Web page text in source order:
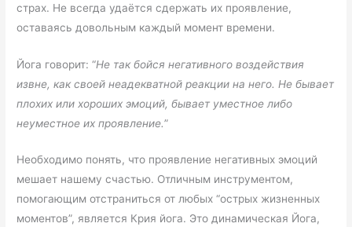
страх. Не всегда удаётся сдержать их проявление,
оставаясь довольным каждый момент времени.
Йога говорит: “Не так бойся негативного воздействия
извне, как своей неадекватной реакции на него. Не бывает
плохих или хороших эмоций, бывает уместное либо
неуместное их проявление.”
Необходимо понять, что проявление негативных эмоций
мешает нашему счастью. Отличным инструментом,
помогающим отстраниться от любых “острых жизненных
моментов”, является Крия йога. Это динамическая Йога,